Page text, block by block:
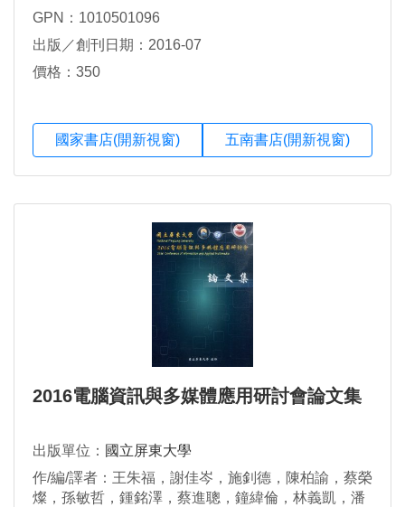
華，余文琦，呂佳螢，洪明爵
GPN：1010501096
出版／創刊日期：2016-07
價格：350
國家書店(開新視窗) 五南書店(開新視窗)
2016電腦資訊與多媒體應用研討會論文集
出版單位： 國立屏東大學
作/編/譯者：王朱福，謝佳岑，施釗德，陳柏諭，蔡榮
燦，孫敏哲，鍾銘澤，蔡進聰，鐘緯倫，林義凱，潘